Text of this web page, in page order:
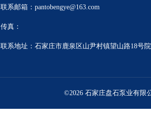
联系邮箱：pantobengye@163.com
传真：
联系地址：石家庄市鹿泉区山尹村镇望山路18号
©2026 石家庄盘石泵业有限